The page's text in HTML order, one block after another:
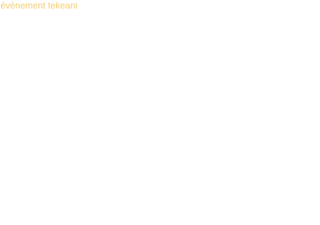
évènement tekeani